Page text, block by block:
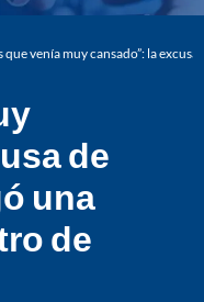
que venía muy cansado”: la
de
una
de